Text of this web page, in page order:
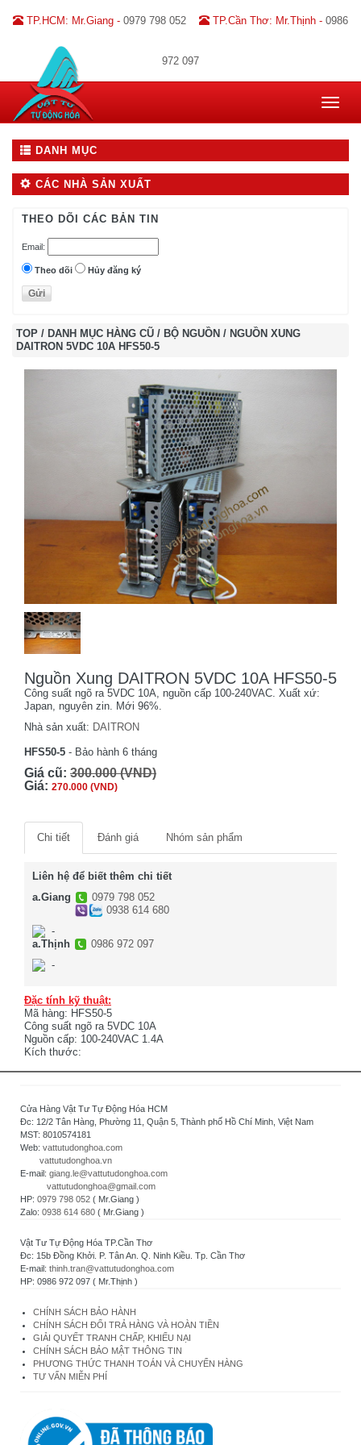
TP.HCM: Mr.Giang - 0979 798 052 TP.Cần Thơ: Mr.Thịnh - 0986
972 097
Toggle
DANH MỤC
CÁC NHÀ SẢN XUẤT
THEO DÕI CÁC BẢN TIN
Email:
Theo dõi Hủy đăng ký
TOP / DANH MỤC HÀNG CŨ / BỘ NGUỒN / NGUỒN XUNG
DAITRON 5VDC 10A HFS50-5
Nguồn Xung DAITRON 5VDC 10A HFS50-5
Công suất ngõ ra 5VDC 10A, nguồn cấp 100-240VAC. Xuất xứ:
Japan, nguyên zin. Mới 96%.
Nhà sản xuất: DAITRON
HFS50-5 - Bảo hành 6 tháng
Giá cũ: 300.000 (VND)
Giá: 270.000 (VND)
Chi tiết Đánh giá Nhóm sản phẩm
Liên hệ để biết thêm chi tiết
a.Giang
0979 798 052
0938 614 680
-
a.Thịnh
0986 972 097
-
Đặc tính kỹ thuật:
Mã hàng: HFS50-5
Công suất ngõ ra 5VDC 10A
Nguồn cấp: 100-240VAC 1.4A
Kích thước:
Cửa Hàng Vật Tư Tự Động Hóa HCM
Đc: 12/2 Tân Hàng, Phường 11, Quận 5, Thành phố Hồ Chí Minh, Việt Nam
MST: 8010574181
Web: vattutudonghoa.com
vattutudonghoa.vn
E-mail: giang.le@vattutudonghoa.com
vattutudonghoa@gmail.com
HP: 0979 798 052 ( Mr.Giang )
Zalo: 0938 614 680 ( Mr.Giang )
Vật Tư Tự Động Hóa TP.Cần Thơ
Đc: 15b Đồng Khởi. P. Tân An. Q. Ninh Kiều. Tp. Cần Thơ
E-mail: thinh.tran@vattutudonghoa.com
HP: 0986 972 097 ( Mr.Thịnh )
CHÍNH SÁCH BẢO HÀNH
CHÍNH SÁCH ĐỔI TRẢ HÀNG VÀ HOÀN TIỀN
GIẢI QUYẾT TRANH CHẤP, KHIẾU NẠI
CHÍNH SÁCH BẢO MẬT THÔNG TIN
PHƯƠNG THỨC THANH TOÁN VÀ CHUYỂN HÀNG
TƯ VẤN MIỄN PHÍ